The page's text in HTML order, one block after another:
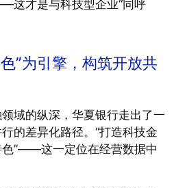
这才是与科技型企业“同呼
”为引擎，构筑开放共
域的纵深，华夏银行走出了一
的差异化路径。“打造科技金
”——这一定位在经营数据中